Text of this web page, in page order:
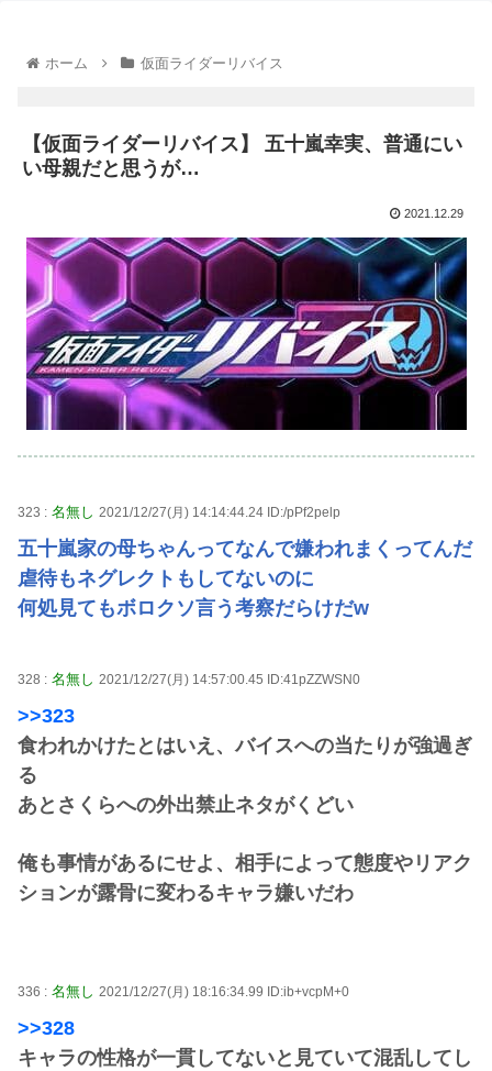
ホーム 仮面ライダーリバイス
【仮面ライダーリバイス】 五十嵐幸実、普通にい
い母親だと思うが…
2021.12.29
323 : 名無し 2021/12/27(月) 14:14:44.24 ID:/pPf2pelp
五十嵐家の母ちゃんってなんで嫌われまくってんだ
虐待もネグレクトもしてないのに
何処見てもボロクソ言う考察だらけだw
328 : 名無し 2021/12/27(月) 14:57:00.45 ID:41pZZWSN0
>>323
食われかけたとはいえ、バイスへの当たりが強過ぎ
る
あとさくらへの外出禁止ネタがくどい
俺も事情があるにせよ、相手によって態度やリアク
ションが露骨に変わるキャラ嫌いだわ
336 : 名無し 2021/12/27(月) 18:16:34.99 ID:ib+vcpM+0
>>328
キャラの性格が一貫してないと見ていて混乱してし